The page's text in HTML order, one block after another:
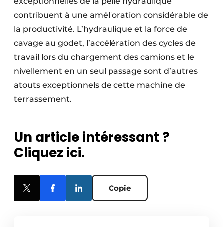
contribuent à une amélioration considérable de
la productivité. L’hydraulique et la force de
cavage au godet, l’accélération des cycles de
travail lors du chargement des camions et le
nivellement en un seul passage sont d’autres
atouts exceptionnels de cette machine de
terrassement.
Un article intéressant ?
Cliquez ici.
Copie